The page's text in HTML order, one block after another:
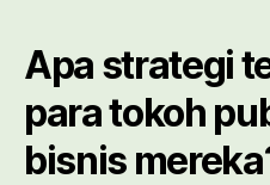
Apa strategi
para tokoh
bisnis